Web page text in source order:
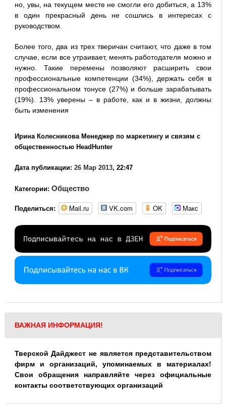
но, увы, на текущем месте не смогли его добиться, а 13%
в один прекрасный день не сошлись в интересах с
руководством.
Более того, два из трех тверичан считают, что даже в том
случае, если все утраивает, менять работодателя можно и
нужно. Такие перемены позволяют расширить свои
профессиональные компетенции (34%), держать себя в
профессиональном тонусе (27%) и больше зарабатывать
(19%). 13% уверены – в работе, как и в жизни, должны
быть изменения
Ирина Колесникова Менеджер по маркетингу и связям с
общественностью HeadHunter
Дата публикации: 26 Мар 2013, 22:47
Категории: Общество
Поделиться: Mail.ru VK.com OK Макс
ВАЖНАЯ ИНФОРМАЦИЯ!
Тверской Дайджест не является представительством
фирм и организаций, упоминаемых в материалах!
Свои обращения направляйте через официальные
контакты соответствующих организаций